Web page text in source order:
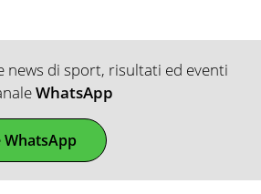
news di sport, risultati ed eventi
WhatsApp
WhatsApp